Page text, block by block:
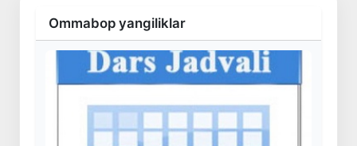
Ommabop yangiliklar